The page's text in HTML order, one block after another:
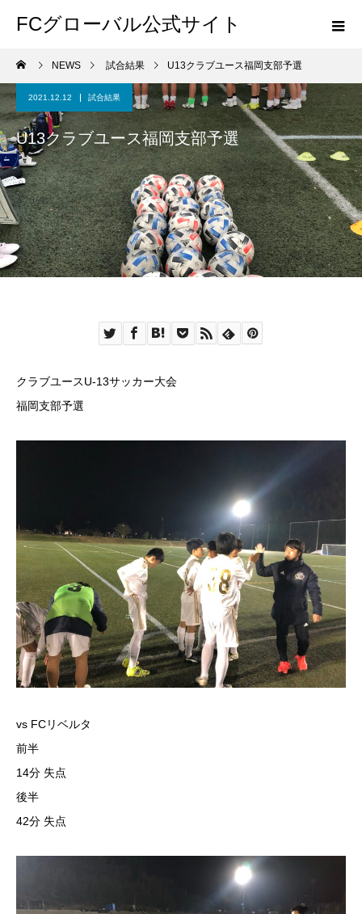
FCグローバル公式サイト
NEWS 試合結果 U13クラブユース福岡支部予選
2021.12.12 試合結果
U13クラブユース福岡支部予選
クラブユースU-13サッカー大会
福岡支部予選
vs FCリベルタ
前半
14分 失点
後半
42分 失点